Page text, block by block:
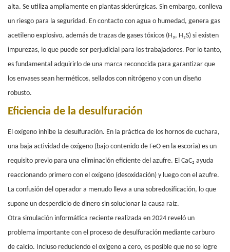
alta. Se utiliza ampliamente en plantas siderúrgicas. Sin embargo, conlleva
un riesgo para la seguridad. En contacto con agua o humedad, genera gas
acetileno explosivo, además de trazas de gases tóxicos (H₃, H₂S) si existen
impurezas, lo que puede ser perjudicial para los trabajadores. Por lo tanto,
es fundamental adquirirlo de una marca reconocida para garantizar que
los envases sean herméticos, sellados con nitrógeno y con un diseño
robusto.
Eficiencia de la desulfuración
El oxígeno inhibe la desulfuración. En la práctica de los hornos de cuchara,
una baja actividad de oxígeno (bajo contenido de FeO en la escoria) es un
requisito previo para una eliminación eficiente del azufre. El CaC₂ ayuda
reaccionando primero con el oxígeno (desoxidación) y luego con el azufre.
La confusión del operador a menudo lleva a una sobredosificación, lo que
supone un desperdicio de dinero sin solucionar la causa raíz.
Otra simulación informática reciente realizada en 2024 reveló un
problema importante con el proceso de desulfuración mediante carburo
de calcio. Incluso reduciendo el oxígeno a cero, es posible que no se logre